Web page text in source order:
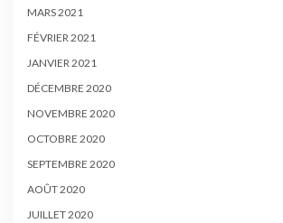
MARS 2021
FÉVRIER 2021
JANVIER 2021
DÉCEMBRE 2020
NOVEMBRE 2020
OCTOBRE 2020
SEPTEMBRE 2020
AOÛT 2020
JUILLET 2020